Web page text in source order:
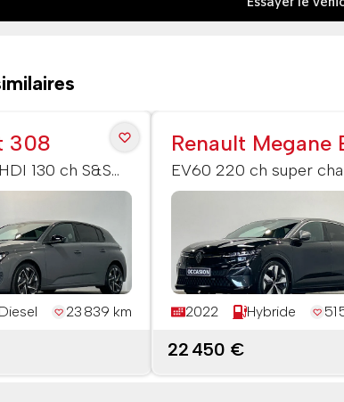
308
130 ch S&S
Diesel 23 839 km
Renault Megane
Tech
EV60 220 ch super
Techno
2022 Hybride 51
22 450 €